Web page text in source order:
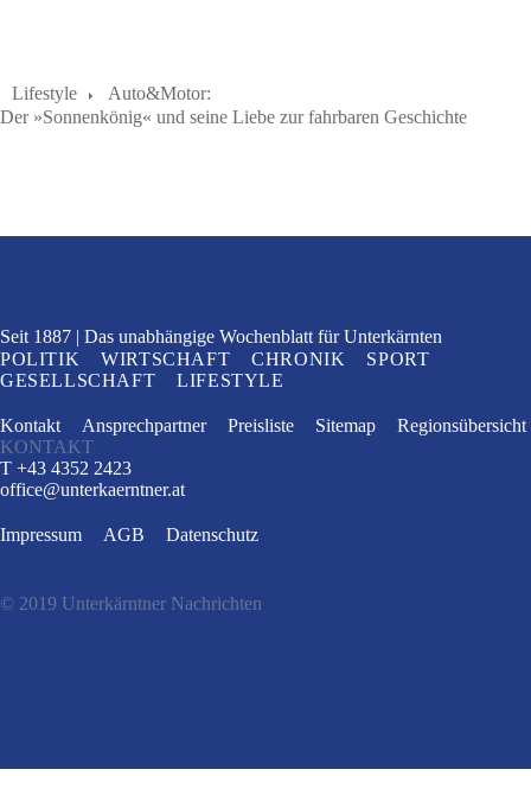
Lifestyle
Auto&Motor:
Der »Sonnenkönig« und seine Liebe zur fahrbaren Geschichte
Seit 1887 Das unabhängige Wochenblatt für Unterkärnten
POLITIK
WIRTSCHAFT CHRONIK
SPORT
GESELLSCHAFT
LIFESTYLE
Kontakt Ansprechpartner Preisliste Sitemap
Regionsübersicht
KONTAKT
T +43 4352 2423
office@unterkaerntner.at
Impressum AGB Datenschutz
© 2019 Unterkärntner Nachrichten